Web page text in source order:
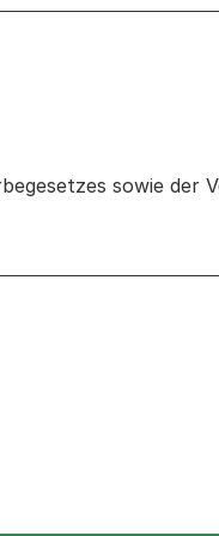
sowie der